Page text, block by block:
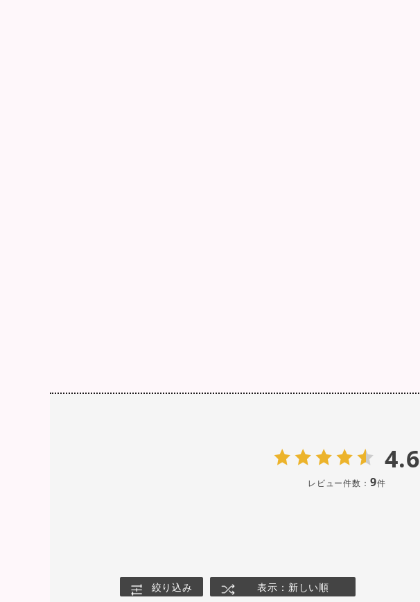
4.6
レビュー件数： 9件
絞り込み 表示：新しい順